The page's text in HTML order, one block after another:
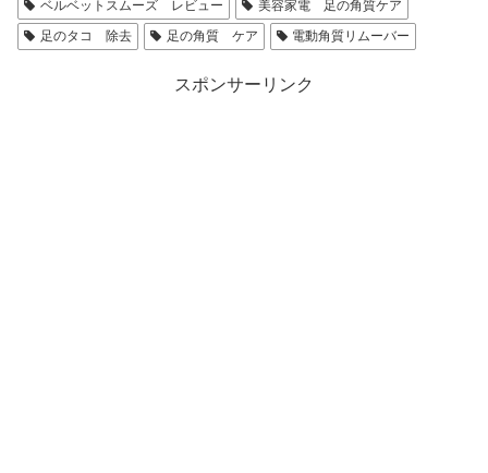
ベルベットスムーズ レビュー
美容家電 足の角質ケア
足のタコ 除去
足の角質 ケア 電動角質リムーバー
スポンサーリンク